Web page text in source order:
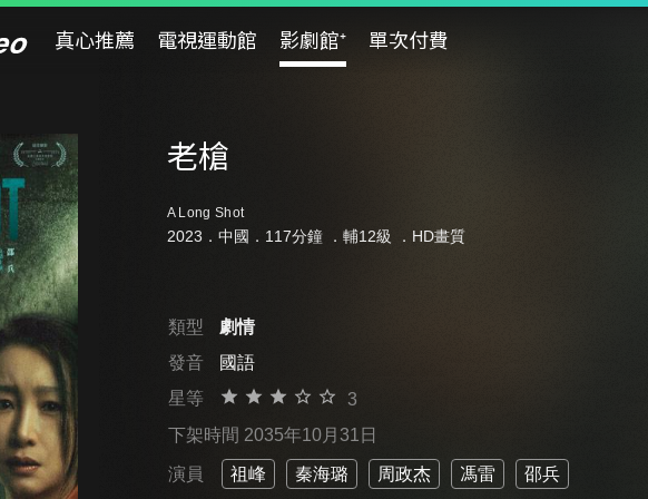
真心推薦 電視運動館 影劇館⁺ 單次付費
老槍
A Long Shot
2023．中國．117分鐘 ． 輔12級 ．HD畫質
類型
劇情
發音
國語
星等
3
下架時間 2035年10月31日
演員 祖峰 秦海璐 周政杰 馮雷 邵兵